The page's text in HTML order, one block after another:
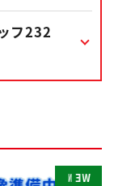
フ232
N EW